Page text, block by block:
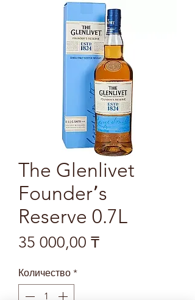
The Glenlivet
Founder՚s
Reserve 0.7L
35 000,00 ₸Цена
Количество *